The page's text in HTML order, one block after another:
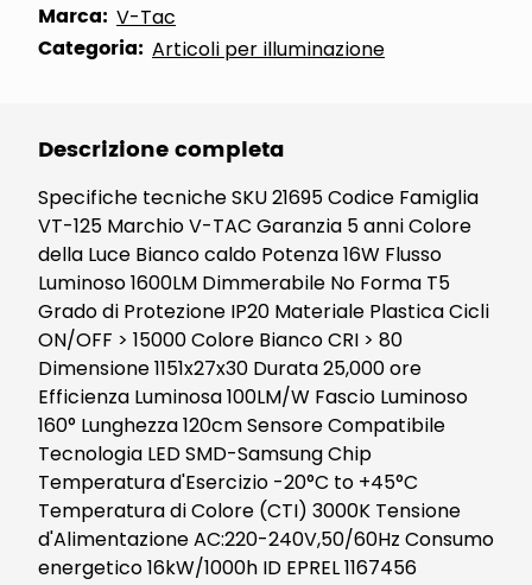
Marca: V-Tac
Categoria: Articoli per illuminazione
Descrizione completa
Specifiche tecniche SKU 21695 Codice Famiglia
VT-125 Marchio V-TAC Garanzia 5 anni Colore
della Luce Bianco caldo Potenza 16W Flusso
Luminoso 1600LM Dimmerabile No Forma T5
Grado di Protezione IP20 Materiale Plastica Cicli
ON/OFF > 15000 Colore Bianco CRI > 80
Dimensione 1151x27x30 Durata 25,000 ore
Efficienza Luminosa 100LM/W Fascio Luminoso
160° Lunghezza 120cm Sensore Compatibile
Tecnologia LED SMD-Samsung Chip
Temperatura d'Esercizio -20°C to +45°C
Temperatura di Colore (CTI) 3000K Tensione
d'Alimentazione AC:220-240V,50/60Hz Consumo
energetico 16kW/1000h ID EPREL 1167456